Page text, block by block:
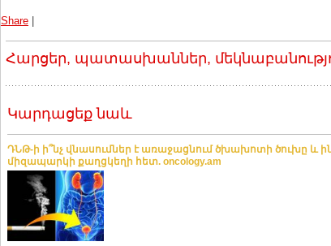
Share
Հարցեր, պատասխաններ,
Կարդացեք նաև
ԴՆԹ-ի ի՞նչ վնասումներ է առաջացնում ծխախոտի ծուխը և
միզապարկի քաղցկեղի հետ. oncology.am